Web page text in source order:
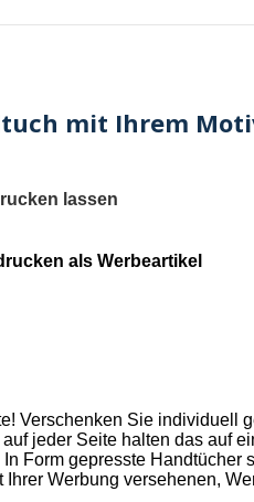
mit Ihrem
lassen
als Werbeartikel
Verschenken Sie individuell
jeder Seite halten das auf
Form gepresste Handtücher
Werbung versehenen,